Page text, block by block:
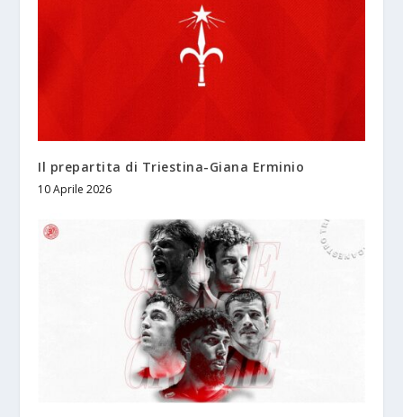
Il prepartita di Triestina-Giana Erminio
10 Aprile 2026